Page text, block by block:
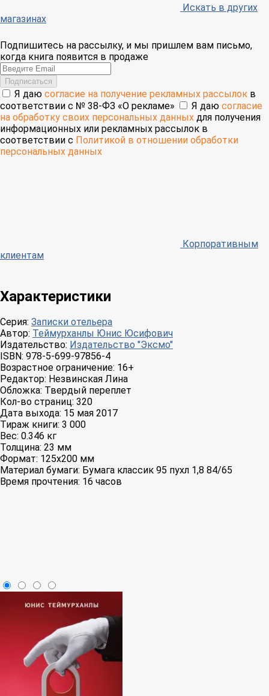
Искать в других
магазинах
Подпишитесь на рассылку, и мы пришлем вам письмо,
когда книга появится в продаже
Email
Подписаться
Я даю согласие на получение рекламных рассылок в
соответствии с № 38-ФЗ «О рекламе»
Я даю согласие
на обработку своих персональных данных для получения
информационных или рекламных рассылок в
соответствии с Политикой в отношении обработки
персональных данных
Корпоративным
клиентам
Характеристики
Серия: Записки отельера
Автор: Теймурханлы Юнис Юсифович
Издательство: Издательство "Эксмо"
ISBN: 978-5-699-97856-4
Возрастное ограничение: 16+
Редактор: Незвинская Лина
Обложка: Твердый переплет
Кол-во страниц: 320
Дата выхода: 15 мая 2017
Тираж книги: 3 000
Вес: 0.346 кг
Толщина: 23 мм
Формат: 125x200 мм
Материал бумаги: Бумага классик 95 пухл 1,8 84/65
Время прочтения: 16 часов